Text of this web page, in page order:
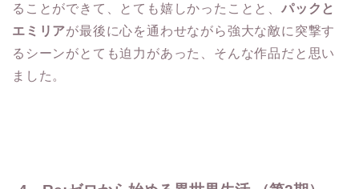
ることができて、とても嬉しかったことと、 パックと
エミリアが最後に心を通わせながら強大な敵に突撃す
るシーンがとても迫力があった、そんな作品だと思い
ました。